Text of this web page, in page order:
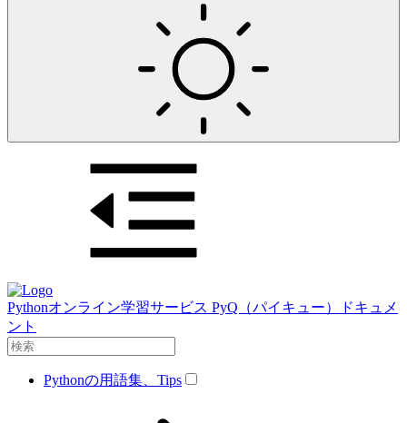
Pythonオンライン学習サービス PyQ（パイキュー）ドキュメ
ント
Pythonの用語集、Tips